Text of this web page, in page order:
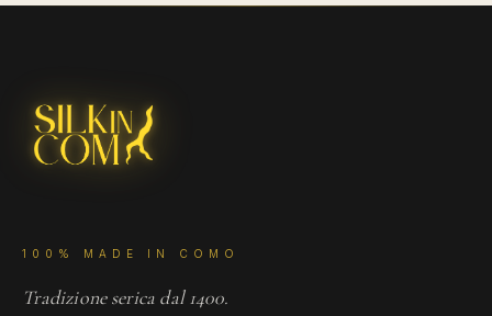
100% MADE IN COMO
Tradizione serica dal 1400.